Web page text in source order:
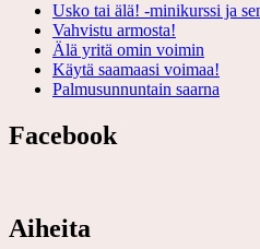
Usko tai älä! -minikurssi ja
Vahvistu armosta!
Älä yritä omin voimin
Käytä saamaasi voimaa!
Palmusunnuntain saarna
Facebook
Aiheita